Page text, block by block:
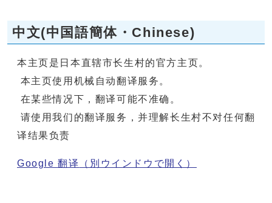
中文(中国語簡体・Chinese)
本主页是日本直辖市长生村的官方主页。
本主页使用机械自动翻译服务。
在某些情况下，翻译可能不准确。
请使用我们的翻译服务，并理解长生村不对任何翻
译结果负责
Google 翻译 （別ウインドウで開く）